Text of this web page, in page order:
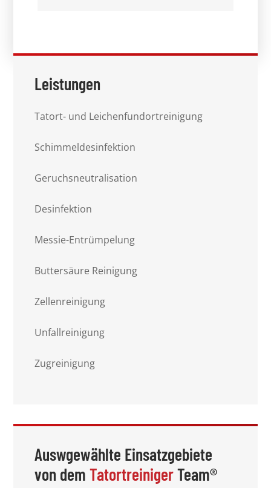
Leistungen
Tatort- und Leichenfundortreinigung
Schimmeldesinfektion
Geruchsneutralisation
Desinfektion
Messie-Entrümpelung
Buttersäure Reinigung
Zellenreinigung
Unfallreinigung
Zugreinigung
Auswgewählte Einsatzgebiete
von demTatortreinigerTeam®